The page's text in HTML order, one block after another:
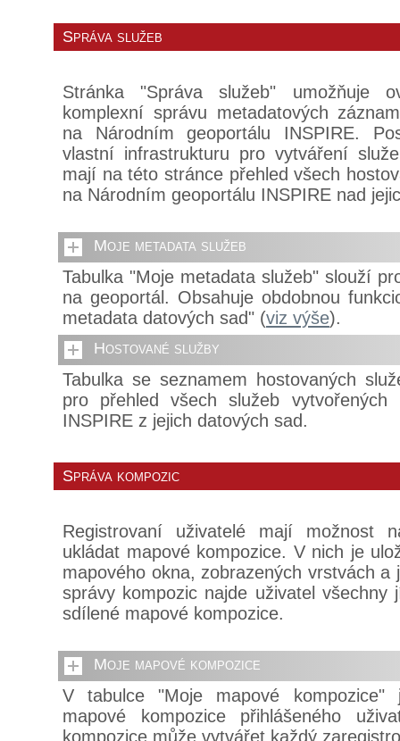
Správa služeb
Stránka "Správa služeb" umožňuje
komplexní správu metadatových
na Národním geoportálu INSPIRE.
vlastní infrastrukturu pro vytváření
mají na této stránce přehled všech
na Národním geoportálu INSPIRE nad
Moje metadata služeb
Tabulka "Moje metadata služeb" slouží
na geoportál. Obsahuje obdobnou
metadata datových sad" (viz výše).
Hostované služby
Tabulka se seznamem hostovaných
pro přehled všech služeb vytvořených
INSPIRE z jejich datových sad.
Správa kompozic
Registrovaní uživatelé mají možnost
ukládat mapové kompozice. V nich je
mapového okna, zobrazených vrstvách a
správy kompozic najde uživatel
sdílené mapové kompozice.
Moje mapové kompozice
V tabulce "Moje mapové kompozice"
mapové kompozice přihlášeného
kompozice může vytvářet každý